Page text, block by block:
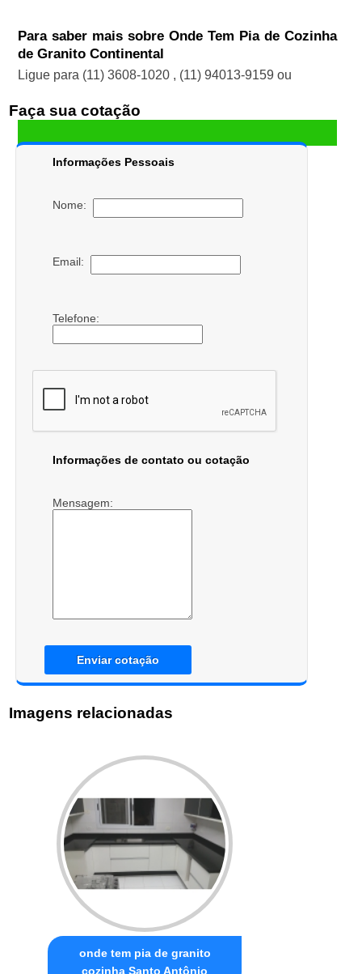
Para saber mais sobre Onde Tem Pia de Cozinha
de Granito Continental
Ligue para (11) 3608-1020 , (11) 94013-9159 ou
Faça sua cotação
Informações Pessoais
Nome:
Email:
Telefone:
Informações de contato ou cotação
Mensagem:
Enviar cotação
Imagens relacionadas
onde tem pia de granito
cozinha Santo Antônio